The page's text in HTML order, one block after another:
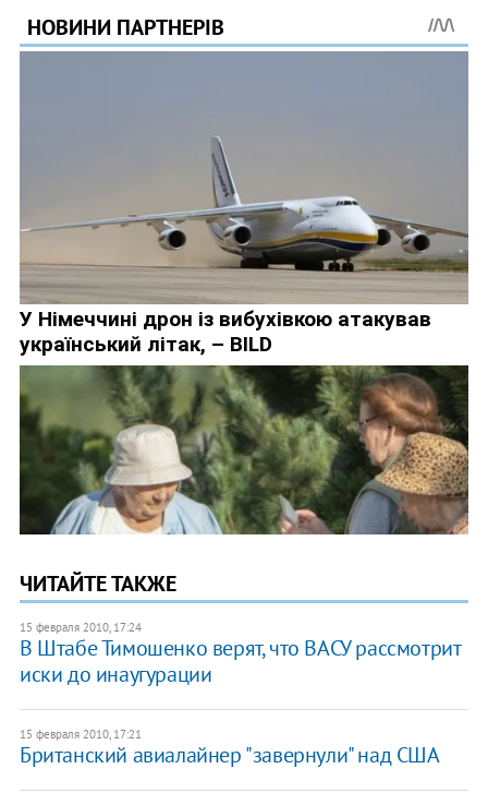
ЧИТАЙТЕ ТАКЖЕ
15 февраля 2010, 17:24
В Штабе Тимошенко верят, что ВАСУ рассмотрит
иски до инаугурации
15 февраля 2010, 17:21
Британский авиалайнер "завернули" над США